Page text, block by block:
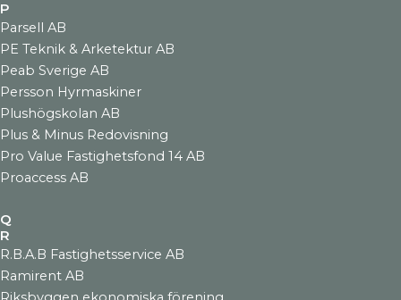
P
Parsell AB
PE Teknik & Arketektur AB
Peab Sverige AB
Persson Hyrmaskiner
Plushögskolan AB
Plus & Minus Redovisning
Pro Value Fastighetsfond 14 AB
Proaccess AB
Q
R
R.B.A.B Fastighetsservice AB
Ramirent AB